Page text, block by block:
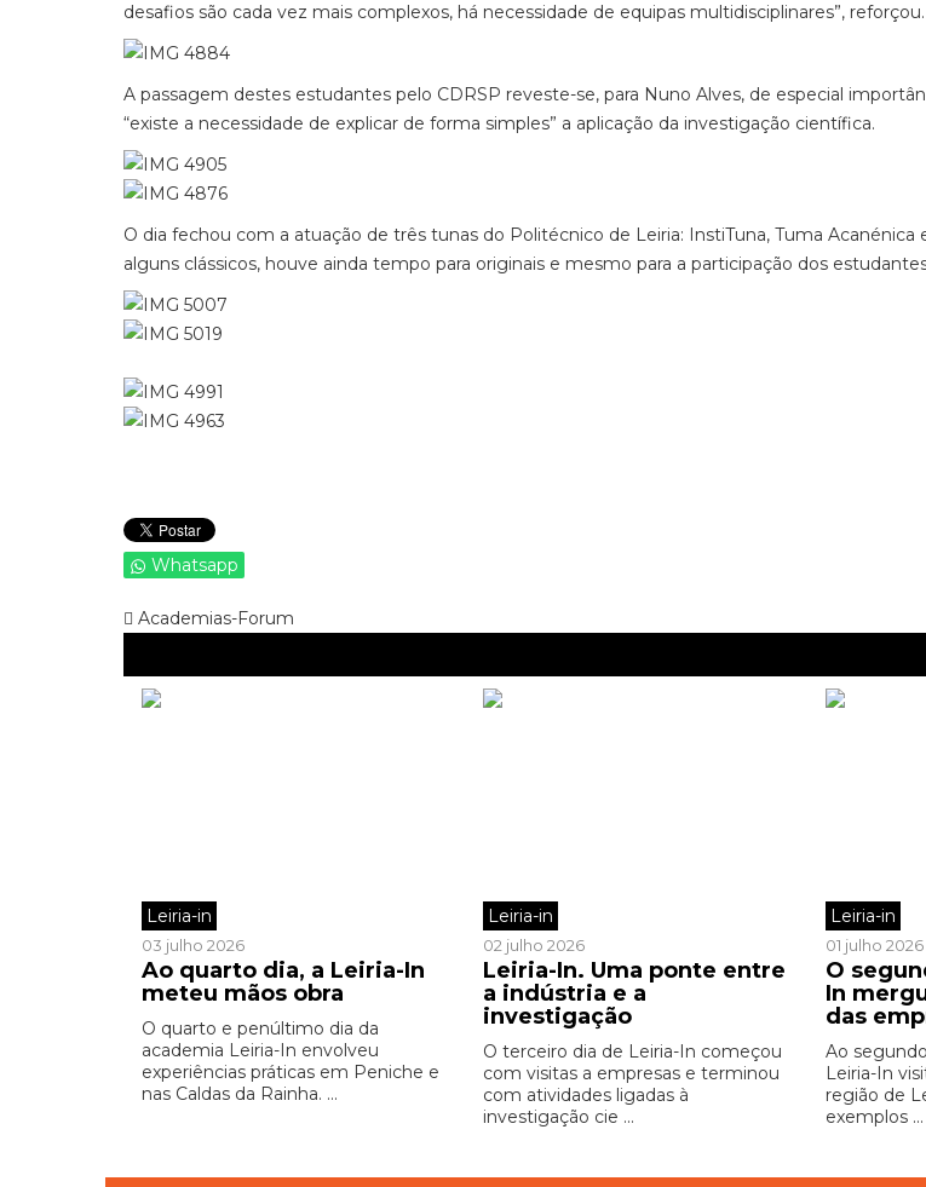
desafios são cada vez mais complexos, há necessidade de equipas multidisciplinares”, reforçou.
A passagem destes estudantes pelo CDRSP reveste-se, para Nuno Alves, de especial
“existe a necessidade de explicar de forma simples” a aplicação da investigação científica.
O dia fechou com a atuação de três tunas do Politécnico de Leiria: InstiTuna, Tuma Acanénica
alguns clássicos, houve ainda tempo para originais e mesmo para a participação dos
Whatsapp
Academias-Forum
Leiria-in
03 julho 2026
Ao quarto dia, a Leiria-In
meteu mãos obra
O quarto e penúltimo dia da
academia Leiria-In envolveu
experiências práticas em Peniche e
nas Caldas da Rainha. ...
Leiria-in
02 julho 2026
Leiria-In. Uma ponte entre
a indústria e a
investigação
O terceiro dia de Leiria-In começou
com visitas a empresas e terminou
com atividades ligadas à
investigação cie ...
Leiria-in
01 julho 2026
O
In
das
Ao
Leiria-In
região de
exemplos ...